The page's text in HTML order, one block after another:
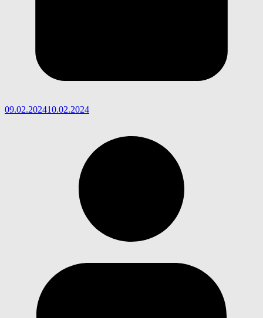
09.02.202410.02.2024